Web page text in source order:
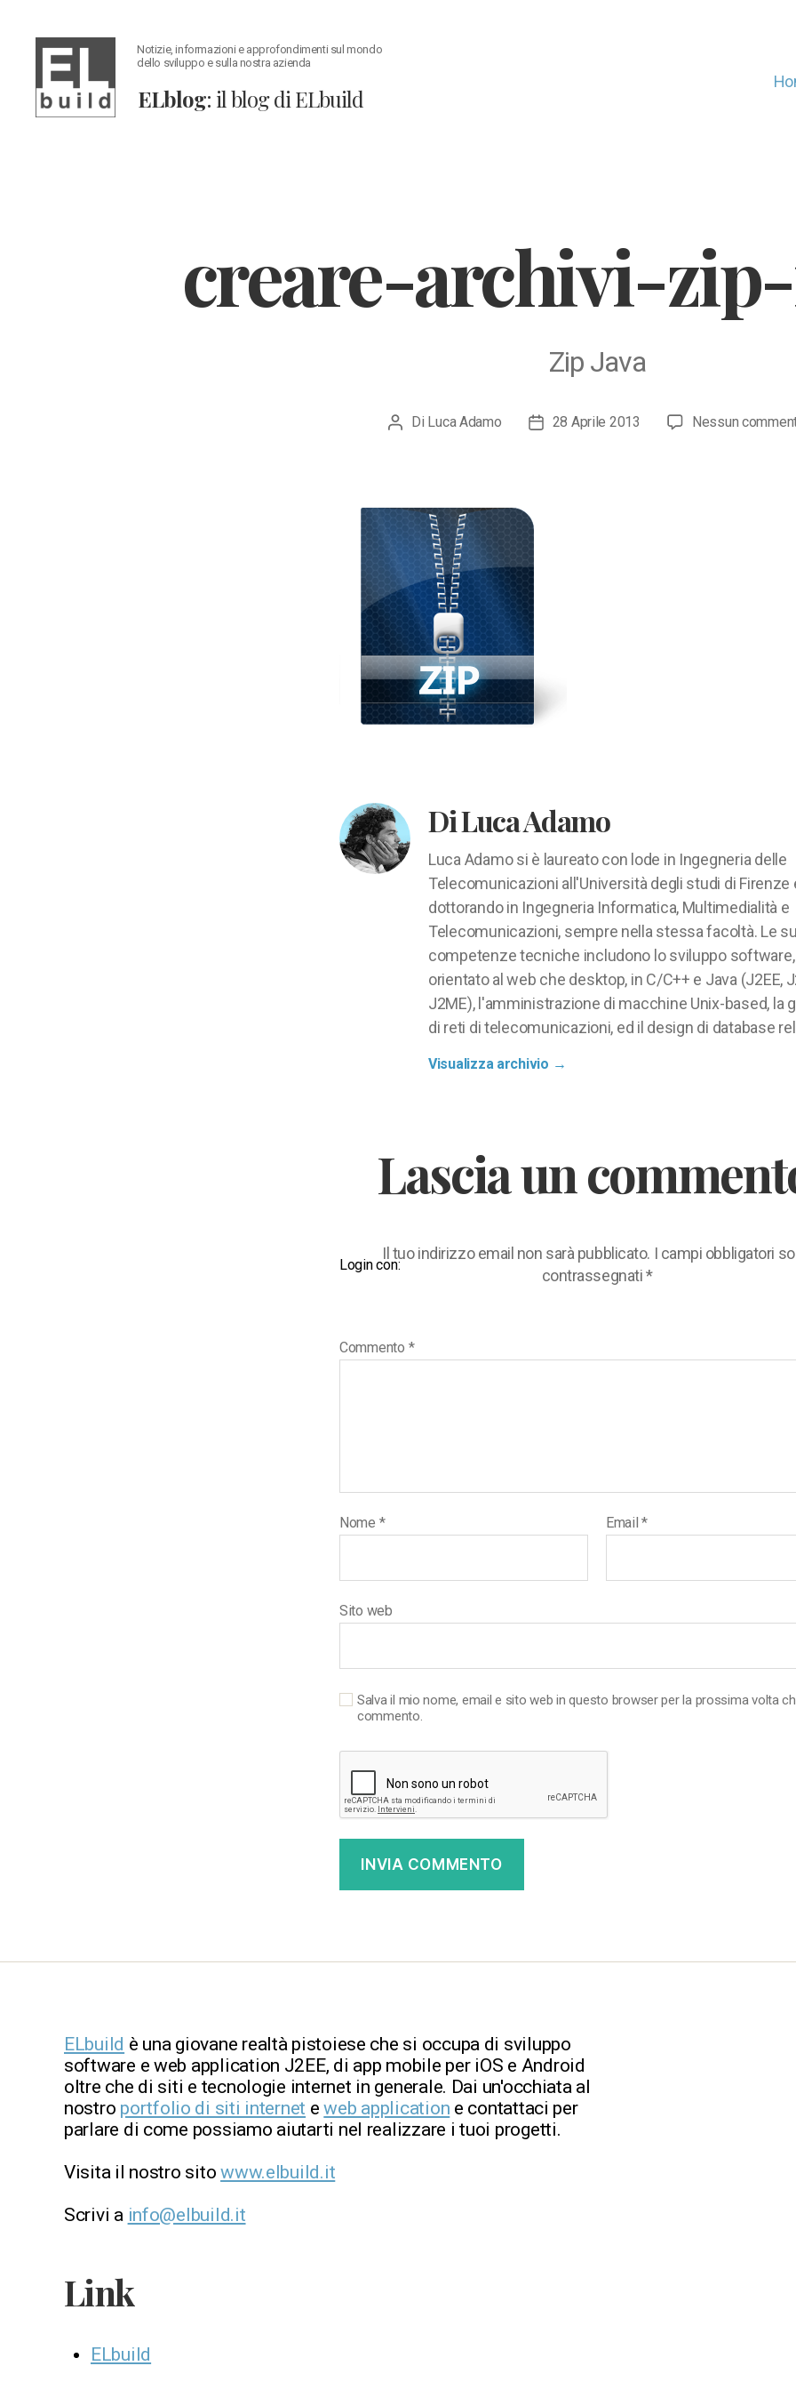
Notizie, informazioni e approfondimenti sul mondo
dello sviluppo e sulla nostra azienda
ELblog: il blog di ELbuild
creare-archivi-
Zip Java
Autore
Di Luca Adamo
Data28 Aprile 2013 Nessun
Di Luca Adamo
Luca Adamo si è laureato con lode in Ingegneria delle
Telecomunicazioni all'Università degli studi di Firenze
dottorando in Ingegneria Informatica, Multimedialità e
Telecomunicazioni, sempre nella stessa facoltà. Le
competenze tecniche includono lo sviluppo
orientato al web che desktop, in C/C++ e Java (J2EE,
J2ME), l'amministrazione di macchine Unix-based, la
di reti di telecomunicazioni, ed il design di database
Visualizza archivio →
Lascia un
Login con:
Il tuo indirizzo email non sarà pubblicato. I campi obbligatori
contrassegnati*
Commento *
Nome * Email*
Sito web
Salva il mio nome, email e sito web in questo browser per la prossima volta
commento.
ELbuild è una giovane realtà pistoiese che si occupa di sviluppo
software e web application J2EE, di app mobile per iOS e Android
oltre che di siti e tecnologie internet in generale. Dai un'occhiata al
nostro portfolio di siti internet eweb application e contattaci per
parlare di come possiamo aiutarti nel realizzare i tuoi progetti.
Visita il nostro sitowww.elbuild.it
Scrivi a info@elbuild.it
Link
ELbuild